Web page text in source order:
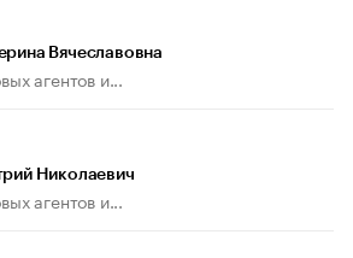
Вячеславовна
агентов и...
Николаевич
агентов и...